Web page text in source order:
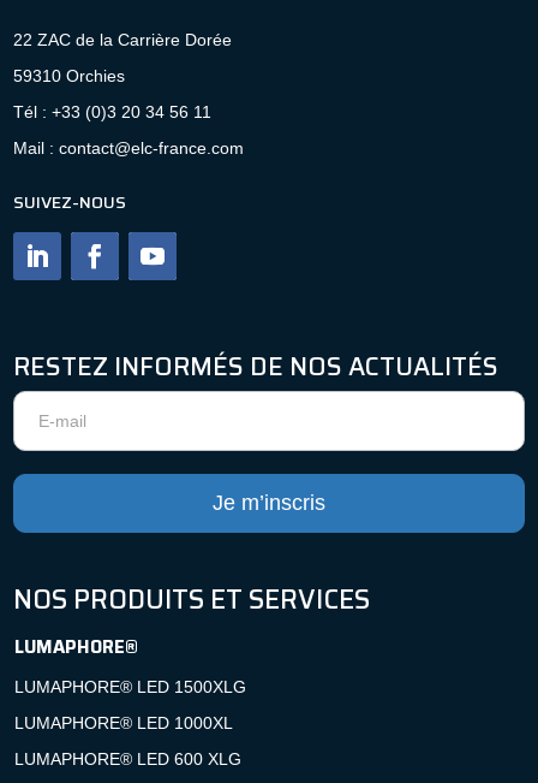
22 ZAC de la Carrière Dorée
59310 Orchies
Tél : +33 (0)3 20 34 56 11
Mail : contact@elc-france.com
SUIVEZ-NOUS
RESTEZ INFORMÉS DE NOS ACTUALITÉS
Newsletter
Je m’inscris
NOS PRODUITS ET SERVICES
LUMAPHORE®
LUMAPHORE® LED 1500XLG
LUMAPHORE® LED 1000XL
LUMAPHORE® LED 600 XLG